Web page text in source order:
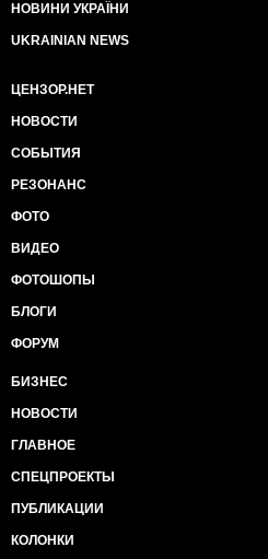
НОВИНИ УКРАЇНИ
UKRAINIAN NEWS
ЦЕНЗОР.НЕТ
НОВОСТИ
СОБЫТИЯ
РЕЗОНАНС
ФОТО
ВИДЕО
ФОТОШОПЫ
БЛОГИ
ФОРУМ
БИЗНЕС
НОВОСТИ
ГЛАВНОЕ
СПЕЦПРОЕКТЫ
ПУБЛИКАЦИИ
КОЛОНКИ